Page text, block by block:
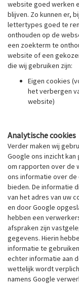
website goed werken
blijven. Zo kunnen er,
lettertypes goed te
onthouden op de
een zoekterm te
website of een
die wij gebruiken zijn:
Eigen cookies
het verbergen
website)
Analytische cookies
Verder maken wij
Google ons inzicht
om rapporten over de
ons informatie over
bieden. De informatie
van het adres van uw
en door Google
hebben een
afspraken zijn
gegevens. Hierin
informatie te
echter informatie aan
wettelijk wordt
namens Google